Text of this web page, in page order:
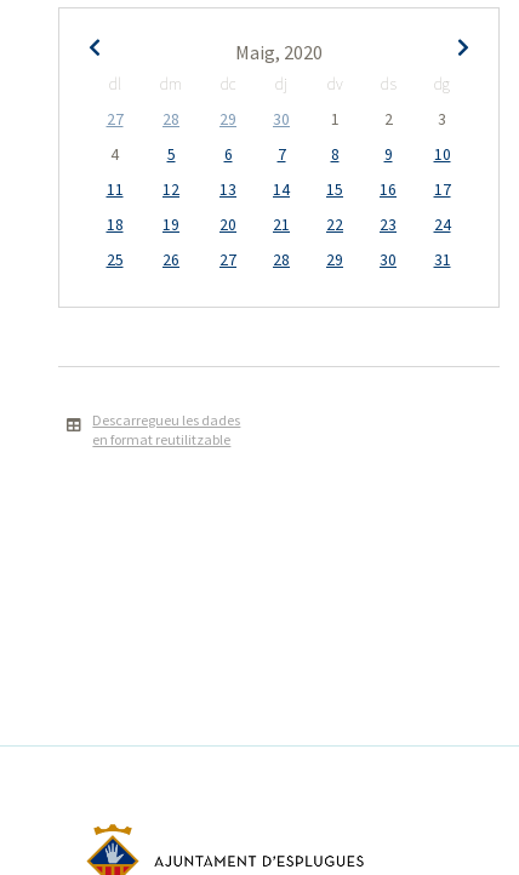
Maig, 2020
dl dm dc dj dv ds
dg
27
28 29 30 1 2
3
4
5 6 7 8 9
10
11
12 13 14 15 16
17
18
19 20 21 22 23
24
25
26 27 28 29 30 31
Descarregueu les dades
en format reutilitzable